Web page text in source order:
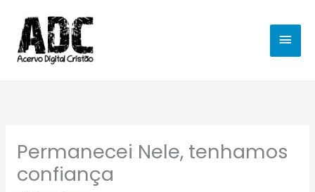
para
conteúdo
Permanecei Nele, tenhamos
confiança